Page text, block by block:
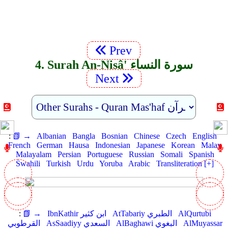
Prev
4. Surah An-Nisâ' سورة النساء
Next
:📗 → Albanian Bangla Bosnian Chinese Czech
English
French
German Hausa Indonesian Japanese Korean
Malay
Malayalam
Persian Portuguese Russian Somali
Spanish
Swahili
Turkish Urdu Yoruba Arabic Transliteration [+]
: 📗 → IbnKathir ابن كثير AtTabariy الطبري
AlQurtubi
القرطوبي
AsSaadiyy السعدي AlBaghawi البغوي
AlMuyassar